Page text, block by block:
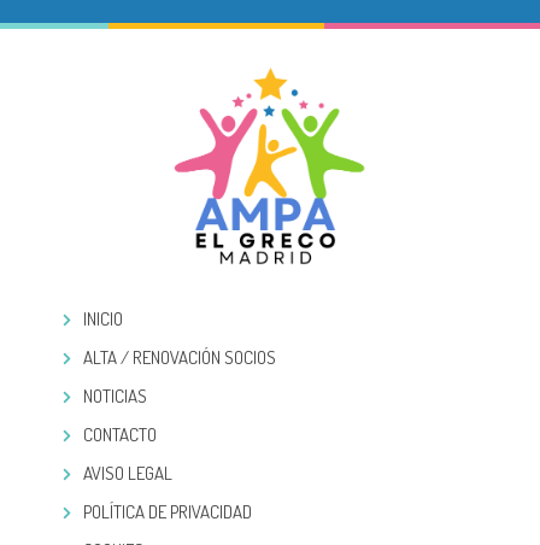
INICIO
ALTA / RENOVACIÓN SOCIOS
NOTICIAS
CONTACTO
AVISO LEGAL
POLÍTICA DE PRIVACIDAD